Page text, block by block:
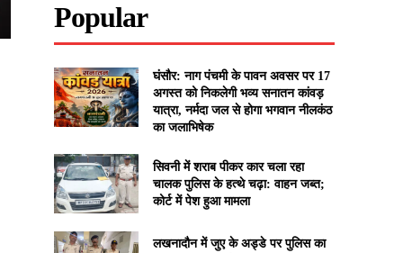
Popular
घंसौर: नाग पंचमी के पावन अवसर पर 17
अगस्त को निकलेगी भव्य सनातन कांवड़
यात्रा, नर्मदा जल से होगा भगवान नीलकंठ
का जलाभिषेक
सिवनी में शराब पीकर कार चला रहा
चालक पुलिस के हत्थे चढ़ा: वाहन जब्त;
कोर्ट में पेश हुआ मामला
लखनादौन में जुए के अड्डे पर पुलिस का